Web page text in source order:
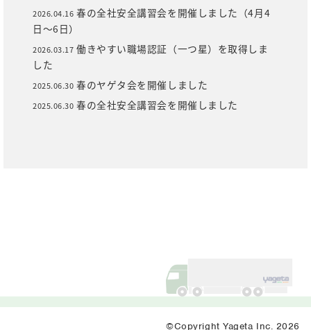
2026.04.16 春の全社安全講習会を開催しました（4月4
日～6日）
2026.03.17 働きやすい職場認証（一つ星）を取得しま
した
2025.06.30 春のヤゲタ会を開催しました
2025.06.30 春の全社安全講習会を開催しました
©Copyright Yageta Inc. 2026